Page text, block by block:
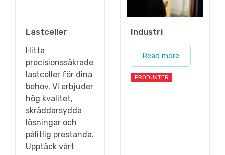
Lastceller
Hitta
precisionssäkrade
lastceller för dina
behov. Vi erbjuder
hög kvalitet,
skräddarsydda
lösningar och
pålitlig prestanda.
Upptäck vårt
Industri
Read more
PRODUKTER